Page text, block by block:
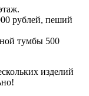
рублей, пеший
тумбы 500
изделий